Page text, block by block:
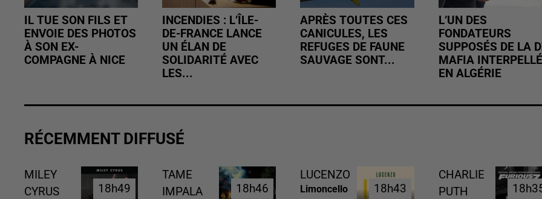
IL TUE SON FILS ET
ENVOIE DES PHOTOS
À SON EX-
COMPAGNE À NICE
INCENDIES : L’ÎLE-
DE-FRANCE LANCE
UN ÉLAN DE
SOLIDARITÉ AVEC
LES...
APRÈS TOUTES CES
CANICULES, LES
REFUGES DE FAUNE
SAUVAGE SONT...
L’UN DES
FONDATEURS
SUPPOSÉS DE LA
MAFIA INTERPELLÉ
EN ALGÉRIE
RÉCEMMENT DIFFUSÉ
MILEY
CYRUS
18h49
18h49
TAME
IMPALA
18h46
18h46
LUCENZO
Limoncello 18h43
18h43
CHARLIE
PUTH